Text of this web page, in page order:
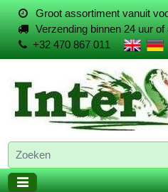
Groot assortiment vanuit
Verzending binnen 24 uur
+32 470 867 011